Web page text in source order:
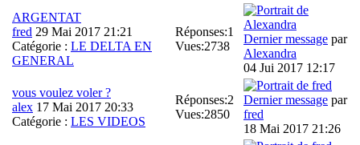
ARGENTAT
fred 29 Mai 2017 21:21
Catégorie : LE DELTA EN
GENERAL
Réponses:1
Vues:2738
Dernier message par
Alexandra
04 Jui 2017 12:17
vous voulez voler ?
alex 17 Mai 2017 20:33
Catégorie : LES VIDEOS
Réponses:2
Vues:2850
Dernier message par
fred
18 Mai 2017 21:26